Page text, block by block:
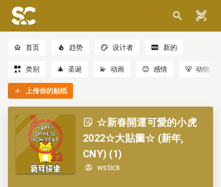
首页 趋势 设计者 新的
类别 🎄 圣诞 💫 动画 😊 感情 🐻 动物
上传你的贴纸
☆新春開運可愛的小虎
2022☆大貼圖☆ (新年,
CNY) (1)
wstick